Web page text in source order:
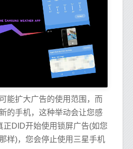
能扩大广告的使用范围，而
的手机，这种举动会让您感
正DID开始使用锁屏广告(如您
样)，您会停止使用三星手机